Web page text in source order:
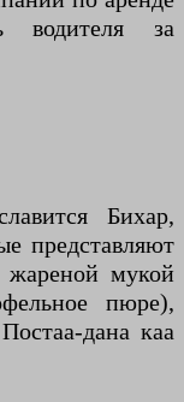
водителя за
Бихар,
представляют
жареной мукой
пюре),
дана каа